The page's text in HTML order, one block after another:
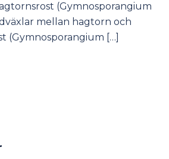
(Gymnosporangium
mellan hagtorn och
(Gymnosporangium […]